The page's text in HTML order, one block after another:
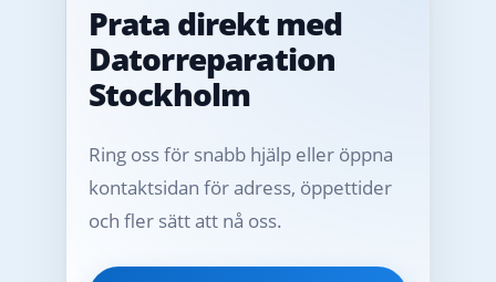
Prata direkt med
Datorreparation
Stockholm
Ring oss för snabb hjälp eller öppna
kontaktsidan för adress, öppettider
och fler sätt att nå oss.